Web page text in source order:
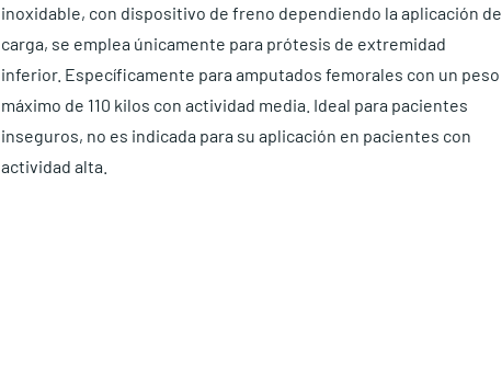
inoxidable, con dispositivo de freno dependiendo la aplicación de
carga, se emplea únicamente para prótesis de extremidad
inferior. Específicamente para amputados femorales con un peso
máximo de 110 kilos con actividad media. Ideal para pacientes
inseguros, no es indicada para su aplicación en pacientes con
actividad alta.